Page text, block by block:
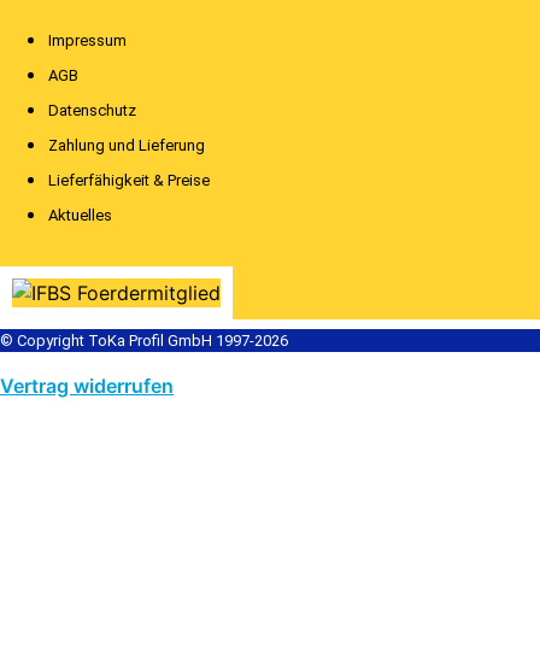
Impressum
AGB
Datenschutz
Zahlung und Lieferung
Lieferfähigkeit & Preise
Aktuelles
© Copyright ToKa Profil GmbH 1997-2026
Vertrag widerrufen